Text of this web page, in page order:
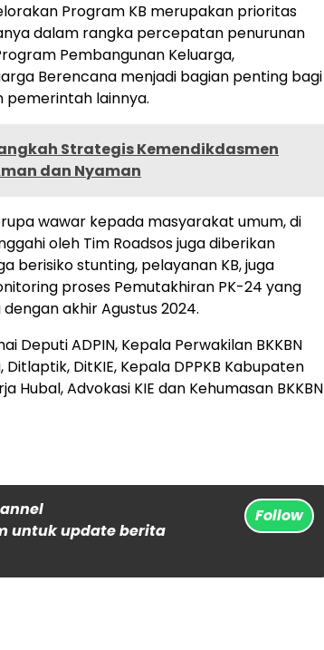
Program KB merupakan prioritas
dalam rangka percepatan penurunan
Pembangunan Keluarga,
Berencana menjadi bagian penting bagi
lainnya.
Strategis Kemendikdasmen
dan Nyaman
wawar kepada masyarakat umum, di
oleh Tim Roadsos juga diberikan
berisiko stunting, pelayanan KB, juga
proses Pemutakhiran PK-24 yang
akhir Agustus 2024.
Deputi ADPIN, Kepala Perwakilan BKKBN
DitKIE, Kepala DPPKB Kabupaten
Hubal, Advokasi KIE dan Kehumasan BKKBN
untuk update berita
Follow